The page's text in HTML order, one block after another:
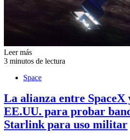
Leer más
3 minutos de lectura
Space
La alianza entre
EE.UU. para probar
Starlink para uso militar